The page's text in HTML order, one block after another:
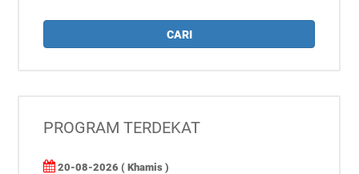
CARI
PROGRAM TERDEKAT
20-08-2026 ( Khamis )